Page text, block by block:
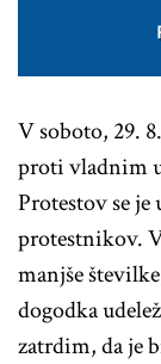
V soboto, 29.
proti vladnim
Protestov se
protestnikov.
manjše
dogodka
zatrdim, da je